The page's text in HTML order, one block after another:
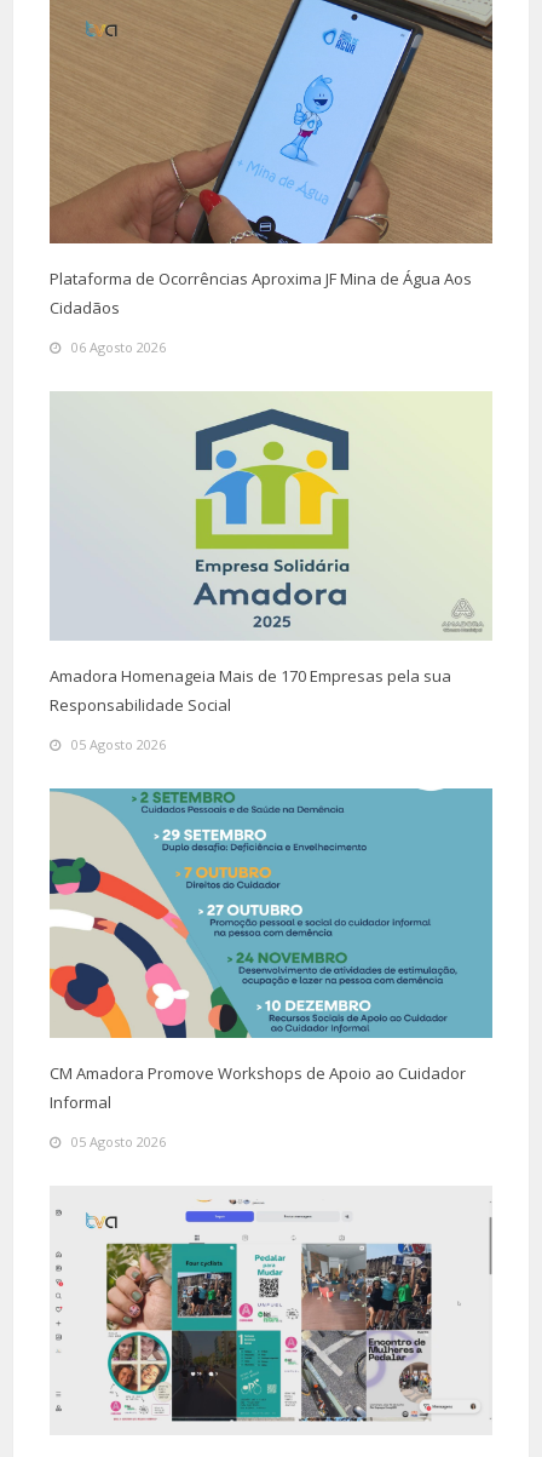
Plataforma de Ocorrências Aproxima JF Mina de Água Aos
Cidadãos
06 Agosto 2026
Amadora Homenageia Mais de 170 Empresas pela sua
Responsabilidade Social
05 Agosto 2026
CM Amadora Promove Workshops de Apoio ao Cuidador
Informal
05 Agosto 2026